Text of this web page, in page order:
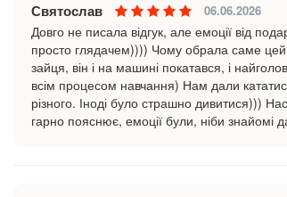
Святослав 06.06.2026
Довго не писала відгук, але емоції від
просто глядачем)))) Чому обрала саме цей
зайця, він і на машині покатався, і
всім процесом навчання) Нам дали
різного. Іноді було страшно дивитися)))
гарно пояснює, емоції були, ніби знайомі